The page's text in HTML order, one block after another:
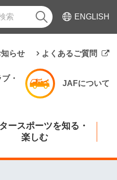
ENGLISH
らせ よくあるご質問
・
JAFについて
ースポーツを知る・
楽しむ